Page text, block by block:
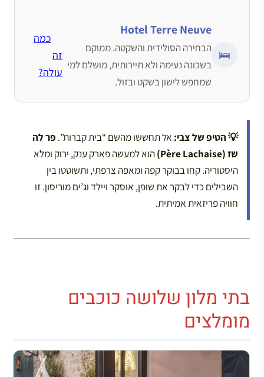
🛌
Hotel Terre Neuve
הבחירה הסולידית והשקטה. ממוקם
בשכונה נעימה ולא תיירותית, מושלם למי
שמחפש לישון בשקט ובזול.
כמה
זה
עולה?
💡 הטיפ של צבי: אל תחששו מהשם “בית קברות”. פר לה
שז (Père Lachaise)
הוא למעשה פארק ענק, ירוק ומלא
היסטוריה. קחו בבוקר קפה ומאפה צרפתי, ותשוטטו בין
השבילים כדי לבקר את שופן, אוסקר ויילד וג’ים מוריסון. זו
חוויה פריזאית אמיתית.
בתי מלון שלושה כוכבים
מומלצים